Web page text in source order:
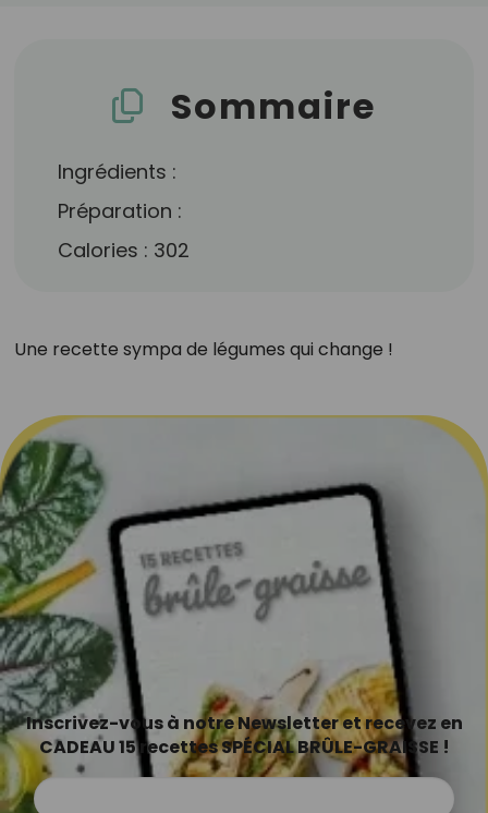
Sommaire
Ingrédients :
Préparation :
Calories : 302
Une recette sympa de légumes qui change !
Inscrivez-vous à notre Newsletter et recevez en
CADEAU 15 recettes SPÉCIAL BRÛLE-GRAISSE !